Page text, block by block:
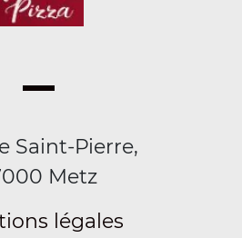
Saint-Pierre,
Metz
légales